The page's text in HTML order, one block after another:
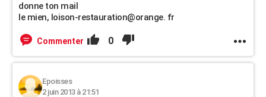
donne ton mail
le mien, loison-restauration@orange. fr
Commenter 0
Epoisses
2 juin 2013 à 21:51